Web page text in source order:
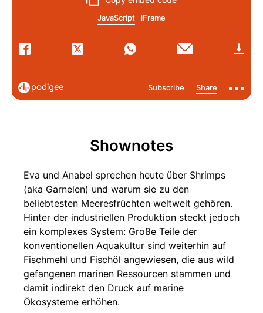
Shownotes
Eva und Anabel sprechen heute über Shrimps
(aka Garnelen) und warum sie zu den
beliebtesten Meeresfrüchten weltweit gehören.
Hinter der industriellen Produktion steckt jedoch
ein komplexes System: Große Teile der
konventionellen Aquakultur sind weiterhin auf
Fischmehl und Fischöl angewiesen, die aus wild
gefangenen marinen Ressourcen stammen und
damit indirekt den Druck auf marine
Ökosysteme erhöhen.